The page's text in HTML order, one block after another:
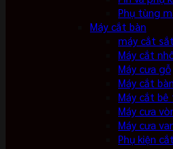
Phụ tùng
Máy cắt bàn
máy cắt
Máy cắt
Máy cưa gỗ
Máy cắt bàn
Máy cắt
Máy cưa
Máy cưa
Phụ kiện